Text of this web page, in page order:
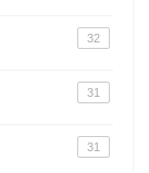
32
31
31